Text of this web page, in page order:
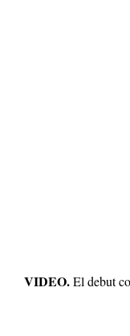
VIDEO.El debut